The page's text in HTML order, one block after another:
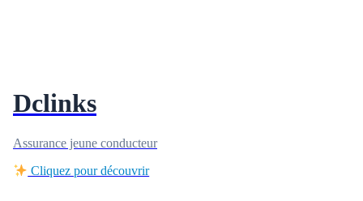
Dclinks
Assurance jeune conducteur
Cliquez pour découvrir